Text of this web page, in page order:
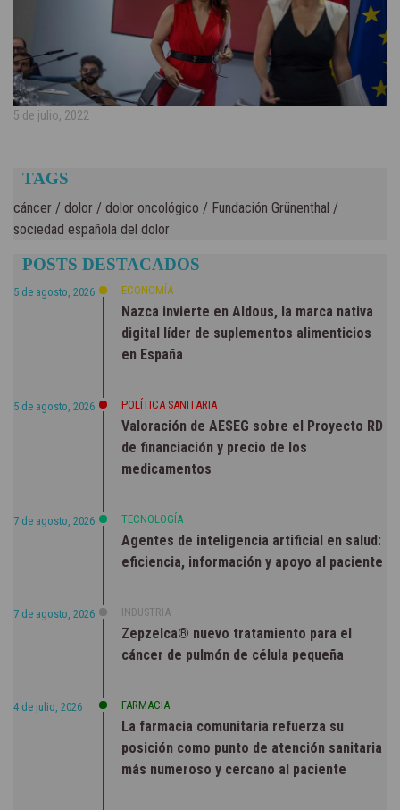
5 de julio, 2022
TAGS
cáncer / dolor / dolor oncológico / Fundación Grünenthal /
sociedad española del dolor
POSTS DESTACADOS
5 de agosto, 2026 ECONOMÍA
Nazca invierte en Aldous, la marca nativa
digital líder de suplementos alimenticios
en España
5 de agosto, 2026 POLÍTICA SANITARIA
Valoración de AESEG sobre el Proyecto RD
de financiación y precio de los
medicamentos
7 de agosto, 2026 TECNOLOGÍA
Agentes de inteligencia artificial en salud:
eficiencia, información y apoyo al paciente
7 de agosto, 2026 INDUSTRIA
Zepzelca® nuevo tratamiento para el
cáncer de pulmón de célula pequeña
4 de julio, 2026 FARMACIA
La farmacia comunitaria refuerza su
posición como punto de atención sanitaria
más numeroso y cercano al paciente